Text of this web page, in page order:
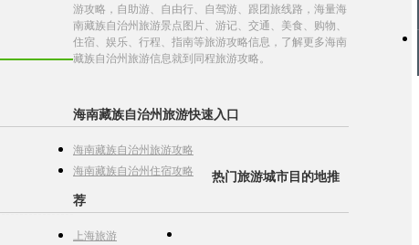
游攻略，自助游、自由行、自驾游、跟团旅线路，海量海
南藏族自治州旅游景点图片、游记、交通、美食、购物、
住宿、娱乐、行程、指南等旅游攻略信息，了解更多海南
藏族自治州旅游信息就到同程旅游攻略。
海南藏族自治州旅游快速入口
海南藏族自治州旅游攻略
海南藏族自治州住宿攻略
热门旅游城市目的地推
荐
上海旅游